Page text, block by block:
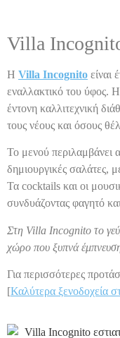
Villa
Η Villa Incognito είναι
εναλλακτικό του ύφος.
έντονη καλλιτεχνική
τους νέους και όσους
Το μενού περιλαμβάνει
δημιουργικές σαλάτες,
Τα cocktails και οι
συνδυάζοντας φαγητό
Στη Villa Incognito το
χώρο που ξυπνά
Για περισσότερες
[Καλύτερα ξενοδοχεία